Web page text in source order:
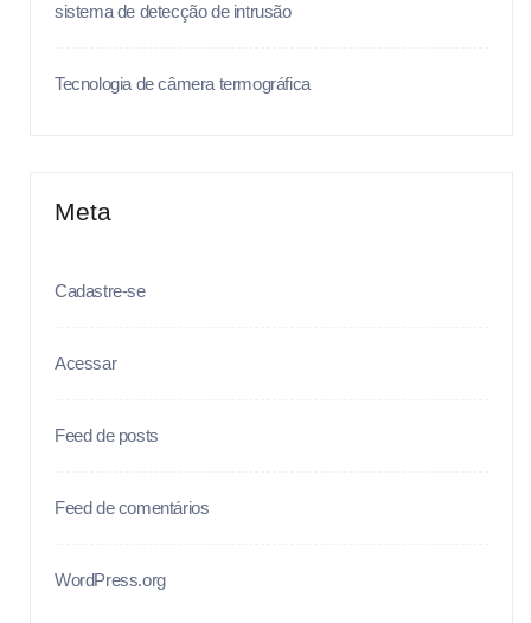
sistema de detecção de intrusão
Tecnologia de câmera termográfica
Meta
Cadastre-se
Acessar
Feed de posts
Feed de comentários
WordPress.org